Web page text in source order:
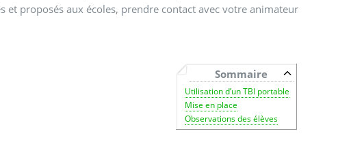
et proposés aux écoles, prendre contact avec votre animateur
Sommaire
Utilisation d’un TBI portable
Mise en place
Observations des élèves